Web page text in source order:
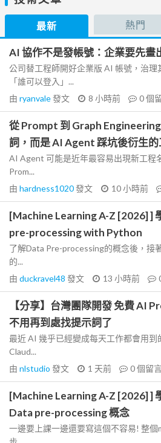
最新 熱門
AI 協作不是發帳號：企業要先畫
公司替工程師開好企業版 AI 帳號，治
「誰可以登入」...
由 ryanvale發文 8 小時前 0個
從 Prompt 到 Graph
詞，而是 AI Agent 踩坑後衍生的
AI Agent 可能是近年最容易出現新工程
Prom...
由 hardness1020發文 10 小時前
[Machine Learning A-Z [2026] ]
pre-processing with Python
了解Data Pre-processing的概念後，接
的...
由 duckravel48 發文 13 小時前
【分享】台灣團隊開發 免費 AI
不用再到處找提示詞了
最近 AI 幾乎已經變成每天工作都會用到
Claud...
由 nlstudio 發文 1 天前 0個留
[Machine Learning A-Z [2026] ]
Data pre-processing 概念
一邊要上課一邊還要寫這個不容易! 整個